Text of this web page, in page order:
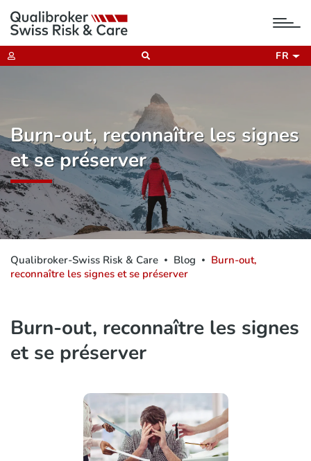
FR
Burn-out, reconnaître les signes
et se préserver
Qualibroker-Swiss Risk & Care Blog
Burn-out,
reconnaître les signes et se préserver
Burn-out, reconnaître les signes
et se préserver